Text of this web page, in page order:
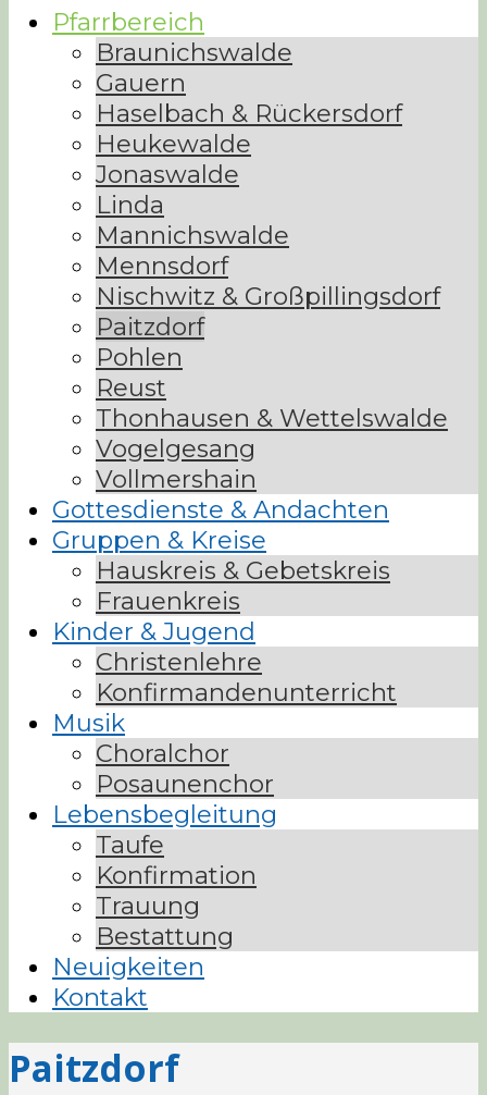
Pfarrbereich
Braunichswalde
Gauern
Haselbach & Rückersdorf
Heukewalde
Jonaswalde
Linda
Mannichswalde
Mennsdorf
Nischwitz & Großpillingsdorf
Paitzdorf
Pohlen
Reust
Thonhausen & Wettelswalde
Vogelgesang
Vollmershain
Gottesdienste & Andachten
Gruppen & Kreise
Hauskreis & Gebetskreis
Frauenkreis
Kinder & Jugend
Christenlehre
Konfirmandenunterricht
Musik
Choralchor
Posaunenchor
Lebensbegleitung
Taufe
Konfirmation
Trauung
Bestattung
Neuigkeiten
Kontakt
Paitzdorf